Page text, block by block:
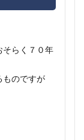
そらく７０年
ものですが